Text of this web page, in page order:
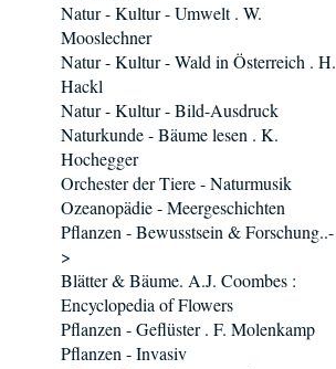
Natur - Kultur - Umwelt . W.
Mooslechner
Natur - Kultur - Wald in Österreich . H.
Hackl
Natur - Kultur - Bild-Ausdruck
Naturkunde - Bäume lesen . K.
Hochegger
Orchester der Tiere - Naturmusik
Ozeanopädie - Meergeschichten
Pflanzen - Bewusstsein & Forschung..-
>
Blätter & Bäume. A.J. Coombes :
Encyclopedia of Flowers
Pflanzen - Geflüster . F. Molenkamp
Pflanzen - Invasiv